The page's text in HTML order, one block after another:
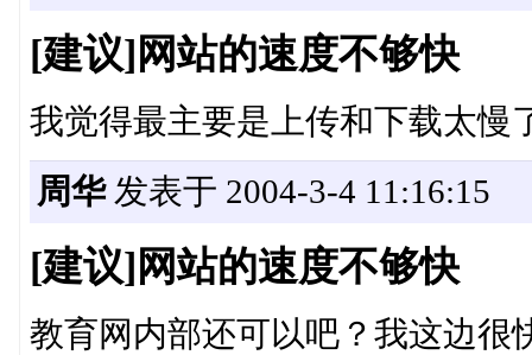
[建议]网站的速度不够快
我觉得最主要是上传和下载太慢
周华发表于 2004-3-4 11:16:15
[建议]网站的速度不够快
教育网内部还可以吧？我这边很